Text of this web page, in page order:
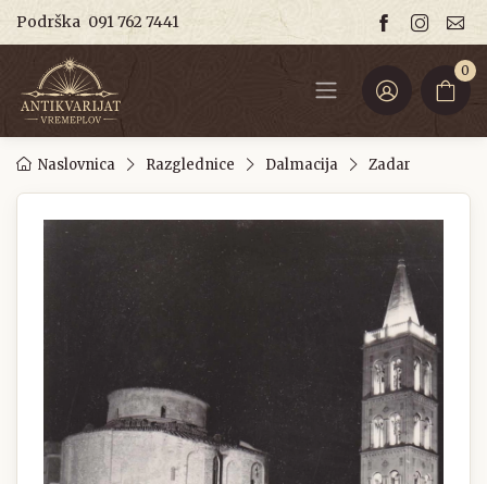
Podrška 091 762 7441
0
Naslovnica Razglednice Dalmacija Zadar